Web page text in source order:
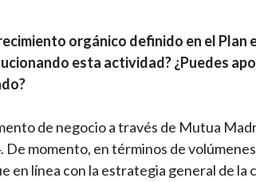
orgánico definido en el Plan
esta actividad? ¿Puedes
de negocio a través de Mutua
De momento, en términos de
en línea con la estrategia general de